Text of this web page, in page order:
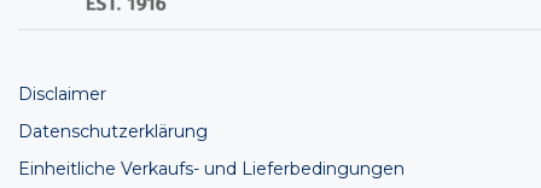
Disclaimer
Datenschutzerklärung
Einheitliche Verkaufs- und Lieferbedingungen